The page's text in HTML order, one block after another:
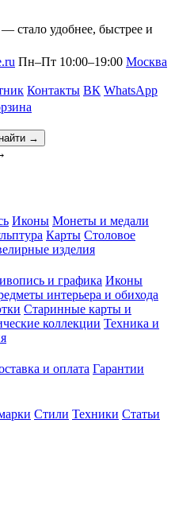
стало удобнее, быстрее и
Пн–Пт 10:00–19:00 Москва
Контакты ВК WhatsApp
найти →
Иконы Монеты и медали
Карты Столовое
изделия
и графика Иконы
интерьера и обихода
Старинные карты и
коллекции Техника и
и оплата Гарантии
Стили Техники Статьи